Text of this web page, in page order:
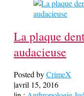
La plaque
audacieuse
Posted byCrimeX
|avril 15, 2016